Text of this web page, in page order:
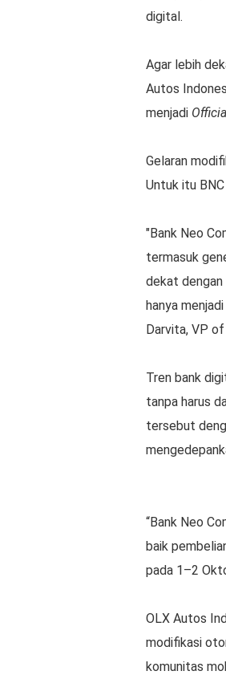
digital.
Agar lebih
Autos
menjadi
Gelaran
Untuk itu
"Bank Neo
termasuk
dekat
hanya
Darvita, VP
Tren bank
tanpa harus
tersebut
“Bank Neo
baik
pada 1–2
OLX Autos
modifikasi
komunitas